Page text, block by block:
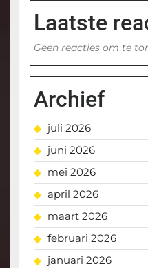
Laatste
Geen reacties om te
Archief
juli 2026
juni 2026
mei 2026
april 2026
maart 2026
februari 2026
januari 2026